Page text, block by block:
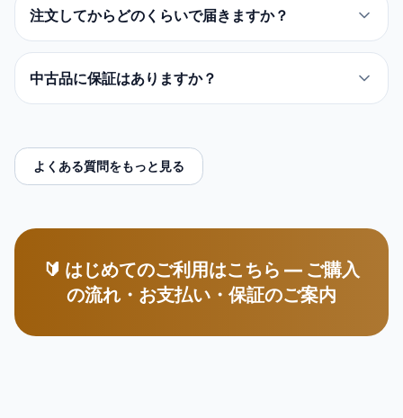
注文してからどのくらいで届きますか？
中古品に保証はありますか？
よくある質問をもっと見る
🔰 はじめてのご利用はこちら — ご購入
の流れ・お支払い・保証のご案内